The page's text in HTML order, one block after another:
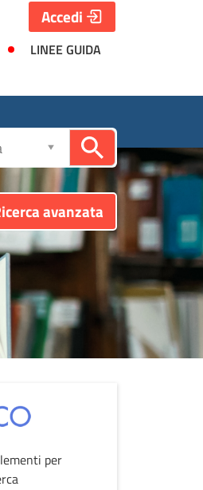
LINEE GUIDA
Accedi
avanzata
per